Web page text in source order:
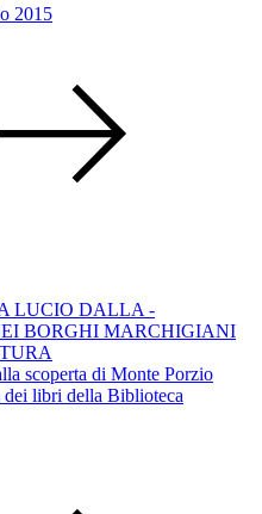
2015
LUCIO DALLA -
BORGHI MARCHIGIANI
scoperta di Monte Porzio
libri della Biblioteca